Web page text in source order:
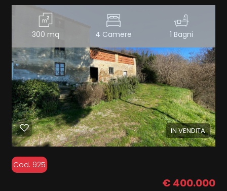
300 mq 4 Camere 1 Bagni
IN VENDITA
Cod. 925
€ 400.000